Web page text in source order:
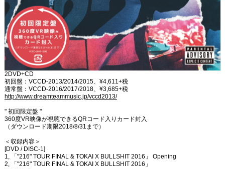
2DVD+CD
初回盤：VCCD-2013/2014/2015、¥4,611+税
通常盤：VCCD-2016/2017/2018、¥3,685+税
http://www.dreamteammusic.jp/vccd2013/
" 初回限定盤 "
360度VR映像が視聴できるQRコード入りカード封入
（ダウンロード期限2018/8/31まで）
＜収録内容＞
[DVD / DISC-1]
1, 「"216" TOUR FINAL & TOKAI X BULLSHIT 2016」 Opening
2, 「"216" TOUR FINAL & TOKAI X BULLSHIT 2016」